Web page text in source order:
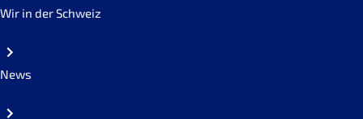
Wir in der Schweiz
News